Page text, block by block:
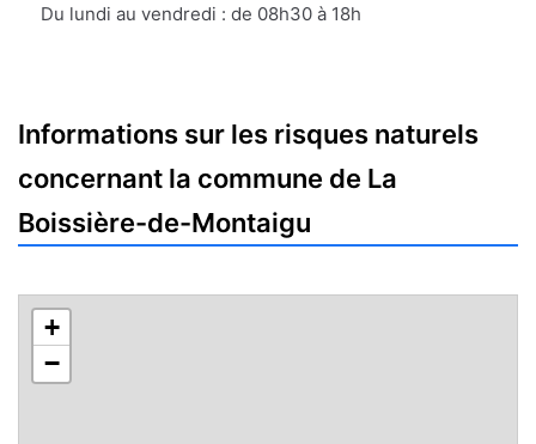
mail
Du lundi au vendredi : de 08h30 à 18h
Informations sur les risques naturels
concernant la commune de La
Boissière-de-Montaigu
+
−